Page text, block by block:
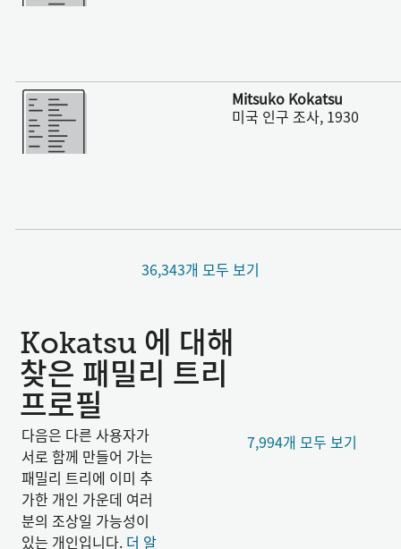
더 보기
Mitsuko Kokatsu
미국 인구 조사, 1930
36,343개 모두 보기
Kokatsu 에 대해
찾은 패밀리 트리
프로필
다음은 다른 사용자가
서로 함께 만들어 가는
패밀리 트리에 이미 추
가한 개인 가운데 여러
분의 조상일 가능성이
있는 개인입니다. 더 알
7,994개 모두 보기